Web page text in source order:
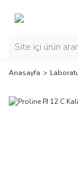
Anasayfa